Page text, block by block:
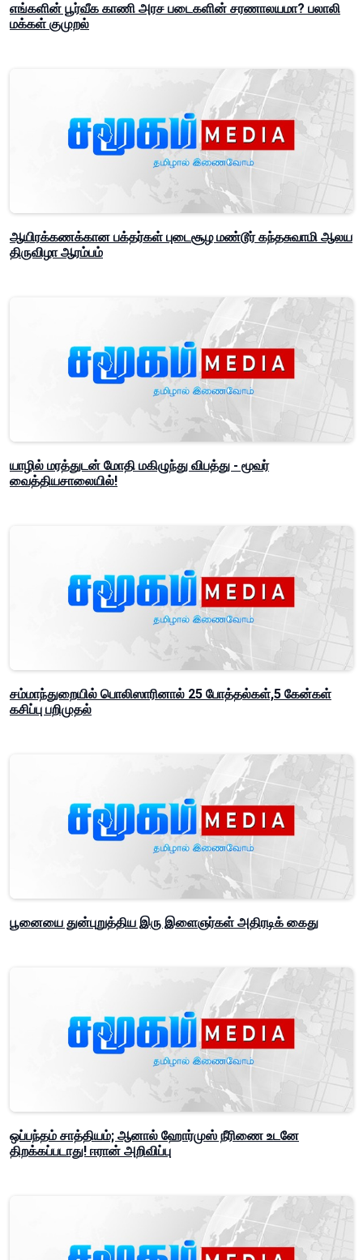
எங்களின் பூர்வீக காணி அரச படைகளின் சரணாலயமா? பலாலி
மக்கள் குமுறல்
ஆயிரக்கணக்கான பக்தர்கள் புடைசூழ மண்டூர் கந்தசுவாமி ஆலய
திருவிழா ஆரம்பம்
யாழில் மரத்துடன் மோதி மகிழுந்து விபத்து - மூவர்
வைத்தியசாலையில்!
சம்மாந்துறையில் பொலிஸாரினால் 25 போத்தல்கள்,5 கேன்கள்
கசிப்பு பறிமுதல்
பூனையை துன்புறுத்திய இரு இளைஞர்கள் அதிரடிக் கைது
ஒப்பந்தம் சாத்தியம்; ஆனால் ஹோர்முஸ் நீரிணை உடனே
திறக்கப்படாது! ஈரான் அறிவிப்பு